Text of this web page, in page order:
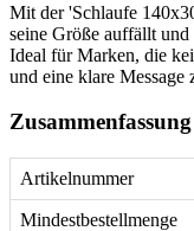
Mit der 'Schlaufe
seine Größe auffällt
Ideal für Marken, die
und eine klare Message
Zusammenfassung
Artikelnummer
Mindestbestellmenge